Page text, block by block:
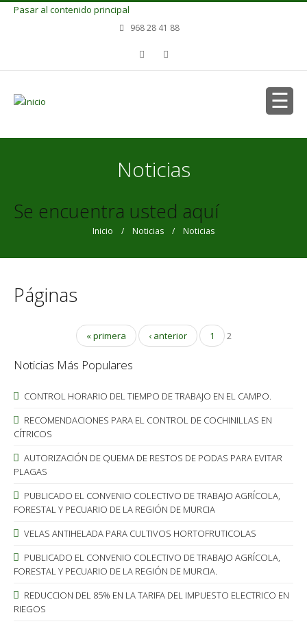
Pasar al contenido principal
968 28 41 88
Noticias
Se encuentra usted aquí
Inicio / Noticias / Noticias
Páginas
« primera ‹ anterior 1 2
Noticias Más Populares
CONTROL HORARIO DEL TIEMPO DE TRABAJO EN EL CAMPO.
RECOMENDACIONES PARA EL CONTROL DE COCHINILLAS EN
CÍTRICOS
AUTORIZACIÓN DE QUEMA DE RESTOS DE PODAS PARA EVITAR
PLAGAS
PUBLICADO EL CONVENIO COLECTIVO DE TRABAJO AGRÍCOLA,
FORESTAL Y PECUARIO DE LA REGIÓN DE MURCIA
VELAS ANTIHELADA PARA CULTIVOS HORTOFRUTICOLAS
PUBLICADO EL CONVENIO COLECTIVO DE TRABAJO AGRÍCOLA,
FORESTAL Y PECUARIO DE LA REGIÓN DE MURCIA.
REDUCCION DEL 85% EN LA TARIFA DEL IMPUESTO ELECTRICO EN
RIEGOS